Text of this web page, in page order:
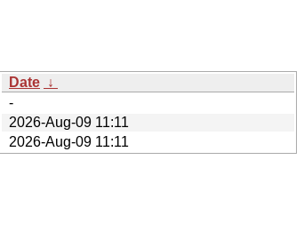
Date ↓
-
2026-Aug-09 11:11
2026-Aug-09 11:11